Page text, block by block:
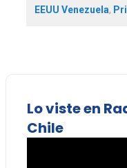
EEUU Venezuela,
Lo viste en
Chile